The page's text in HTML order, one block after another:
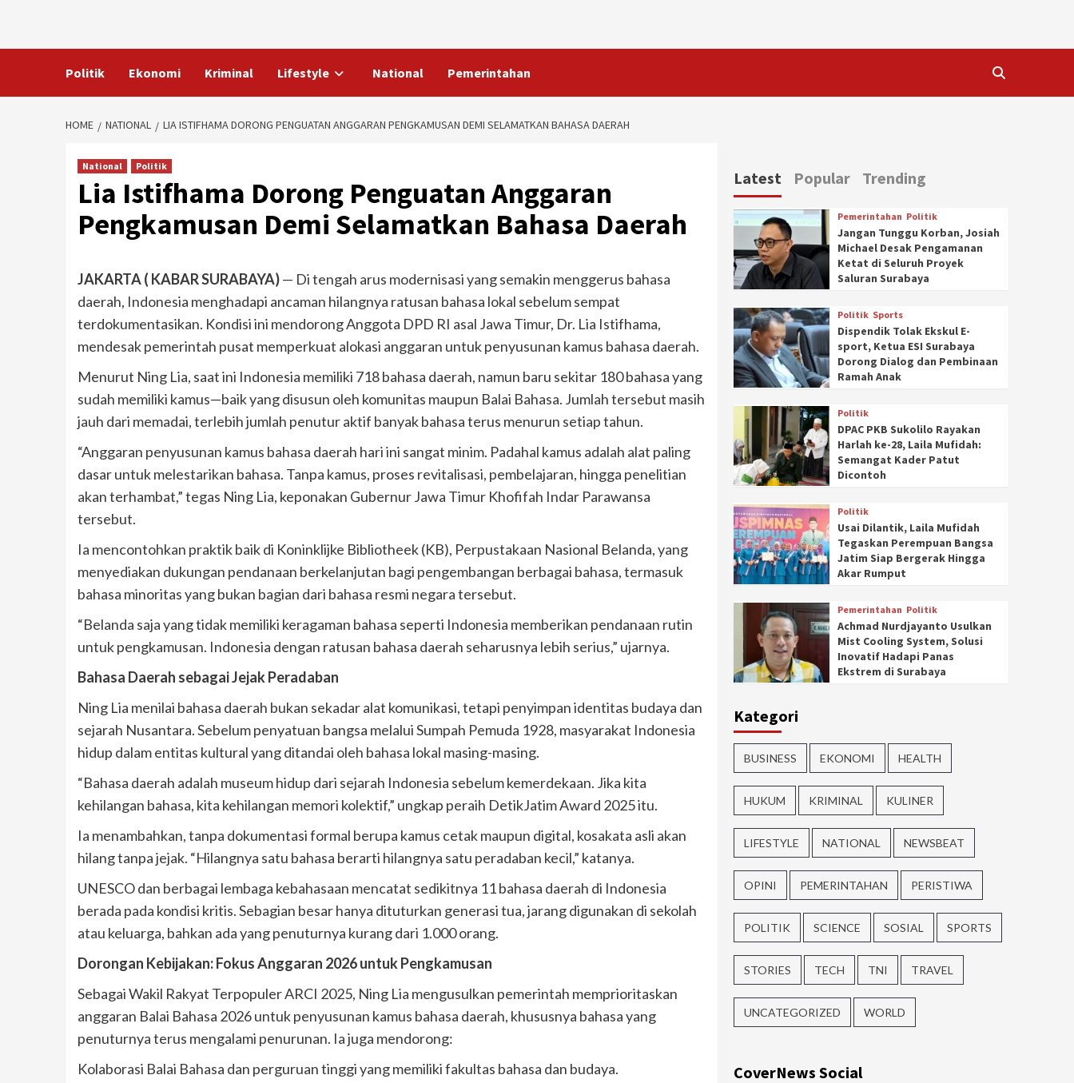
Politik Ekonomi Kriminal Lifestyle National Pemerintahan
HOME NATIONAL LIA ISTIFHAMA DORONG PENGUATAN ANGGARAN PENGKAMUSAN DEMI SELAMATKAN BAHASA DAERAH
National Politik
Lia Istifhama Dorong Penguatan Anggaran
Pengkamusan Demi Selamatkan Bahasa Daerah
JAKARTA ( KABAR SURABAYA)— Di tengah arus modernisasi yang semakin menggerus bahasa
daerah, Indonesia menghadapi ancaman hilangnya ratusan bahasa lokal sebelum sempat
terdokumentasikan. Kondisi ini mendorong Anggota DPD RI asal Jawa Timur, Dr. Lia Istifhama,
mendesak pemerintah pusat memperkuat alokasi anggaran untuk penyusunan kamus bahasa daerah.
Menurut Ning Lia, saat ini Indonesia memiliki 718 bahasa daerah, namun baru sekitar 180 bahasa yang
sudah memiliki kamus—baik yang disusun oleh komunitas maupun Balai Bahasa. Jumlah tersebut masih
jauh dari memadai, terlebih jumlah penutur aktif banyak bahasa terus menurun setiap tahun.
“Anggaran penyusunan kamus bahasa daerah hari ini sangat minim. Padahal kamus adalah alat paling
dasar untuk melestarikan bahasa. Tanpa kamus, proses revitalisasi, pembelajaran, hingga penelitian
akan terhambat,” tegas Ning Lia, keponakan Gubernur Jawa Timur Khofifah Indar Parawansa
tersebut.
Ia mencontohkan praktik baik di Koninklijke Bibliotheek (KB), Perpustakaan Nasional Belanda, yang
menyediakan dukungan pendanaan berkelanjutan bagi pengembangan berbagai bahasa, termasuk
bahasa minoritas yang bukan bagian dari bahasa resmi negara tersebut.
“Belanda saja yang tidak memiliki keragaman bahasa seperti Indonesia memberikan pendanaan rutin
untuk pengkamusan. Indonesia dengan ratusan bahasa daerah seharusnya lebih serius,” ujarnya.
Bahasa Daerah sebagai Jejak Peradaban
Ning Lia menilai bahasa daerah bukan sekadar alat komunikasi, tetapi penyimpan identitas budaya dan
sejarah Nusantara. Sebelum penyatuan bangsa melalui Sumpah Pemuda 1928, masyarakat Indonesia
hidup dalam entitas kultural yang ditandai oleh bahasa lokal masing-masing.
“Bahasa daerah adalah museum hidup dari sejarah Indonesia sebelum kemerdekaan. Jika kita
kehilangan bahasa, kita kehilangan memori kolektif,” ungkap peraih DetikJatim Award 2025 itu.
Ia menambahkan, tanpa dokumentasi formal berupa kamus cetak maupun digital, kosakata asli akan
hilang tanpa jejak. “Hilangnya satu bahasa berarti hilangnya satu peradaban kecil,” katanya.
UNESCO dan berbagai lembaga kebahasaan mencatat sedikitnya 11 bahasa daerah di Indonesia
berada pada kondisi kritis. Sebagian besar hanya dituturkan generasi tua, jarang digunakan di sekolah
atau keluarga, bahkan ada yang penuturnya kurang dari 1.000 orang.
Dorongan Kebijakan: Fokus Anggaran 2026 untuk Pengkamusan
Sebagai Wakil Rakyat Terpopuler ARCI 2025, Ning Lia mengusulkan pemerintah memprioritaskan
anggaran Balai Bahasa 2026 untuk penyusunan kamus bahasa daerah, khususnya bahasa yang
penuturnya terus mengalami penurunan. Ia juga mendorong:
Kolaborasi Balai Bahasa dan perguruan tinggi yang memiliki fakultas bahasa dan budaya.
Latest Popular Trending
Pemerintahan Politik
Jangan Tunggu Korban, Josiah
Michael Desak Pengamanan
Ketat di Seluruh Proyek
Saluran Surabaya
Politik Sports
Dispendik Tolak Ekskul E-
sport, Ketua ESI Surabaya
Dorong Dialog dan Pembinaan
Ramah Anak
Politik
DPAC PKB Sukolilo Rayakan
Harlah ke-28, Laila Mufidah:
Semangat Kader Patut
Dicontoh
Politik
Usai Dilantik, Laila Mufidah
Tegaskan Perempuan Bangsa
Jatim Siap Bergerak Hingga
Akar Rumput
Pemerintahan Politik
Achmad Nurdjayanto Usulkan
Mist Cooling System, Solusi
Inovatif Hadapi Panas
Ekstrem di Surabaya
Kategori
BUSINESS EKONOMI HEALTH
HUKUM KRIMINAL KULINER
LIFESTYLE NATIONAL NEWSBEAT
OPINI PEMERINTAHAN PERISTIWA
POLITIK SCIENCE SOSIAL SPORTS
STORIES TECH TNI TRAVEL
UNCATEGORIZED WORLD
CoverNews Social